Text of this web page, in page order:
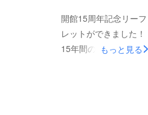
開館15周年記念リーフ
レットができました！
15年間の主なイベント
もっと見る